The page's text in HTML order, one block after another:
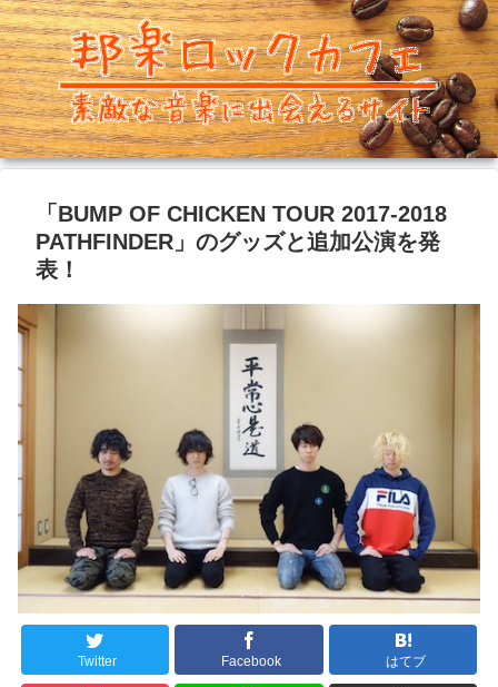
「BUMP OF CHICKEN TOUR 2017-2018
PATHFINDER」のグッズと追加公演を発
表！
Twitter Facebook はてブ